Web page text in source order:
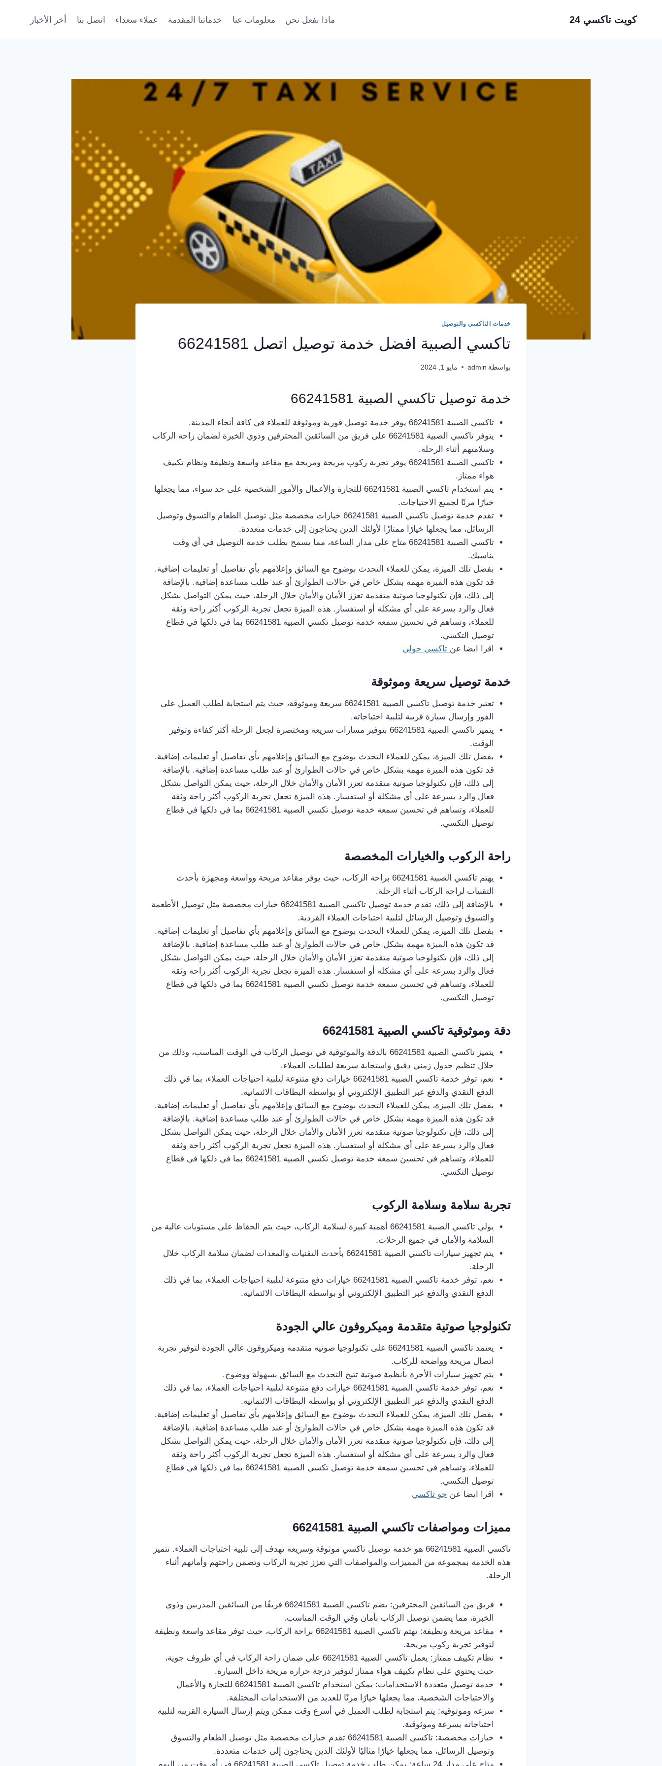
كويت تاكسي 24 ماذا نفعل نحن معلومات عنا خدماتنا المقدمة عملاء سعداء اتصل بنا أخر الأخبار
خدمات التاكسي والتوصيل
تاكسي الصبية افضل خدمة توصيل اتصل 66241581
بواسطة admin مايو 1, 2024
خدمة توصيل تاكسي الصبية 66241581
تاكسي الصبية 66241581 يوفر خدمة توصيل فورية وموثوقة للعملاء في كافة أنحاء المدينة.
يتوفر تاكسي الصبية 66241581 على فريق من السائقين المحترفين وذوي الخبرة لضمان راحة الركاب
وسلامتهم أثناء الرحلة.
تاكسي الصبية 66241581 يوفر تجربة ركوب مريحة ومريحة مع مقاعد واسعة ونظيفة ونظام تكييف
هواء ممتاز.
يتم استخدام تاكسي الصبية 66241581 للتجارة والأعمال والأمور الشخصية على حد سواء، مما يجعلها
خيارًا مرنًا لجميع الاحتياجات.
تقدم خدمة توصيل تاكسي الصبية 66241581 خيارات مخصصة مثل توصيل الطعام والتسوق وتوصيل
الرسائل، مما يجعلها خيارًا ممتازًا لأولئك الذين يحتاجون إلى خدمات متعددة.
تاكسي الصبية 66241581 متاح على مدار الساعة، مما يسمح بطلب خدمة التوصيل في أي وقت
يناسبك.
بفضل تلك الميزة، يمكن للعملاء التحدث بوضوح مع السائق وإعلامهم بأي تفاصيل أو تعليمات إضافية.
قد تكون هذه الميزة مهمة بشكل خاص في حالات الطوارئ أو عند طلب مساعدة إضافية. بالإضافة
إلى ذلك، فإن تكنولوجيا صوتية متقدمة تعزز الأمان والأمان خلال الرحلة، حيث يمكن التواصل بشكل
فعال والرد بسرعة على أي مشكلة أو استفسار. هذه الميزة تجعل تجربة الركوب أكثر راحة وثقة
للعملاء، وتساهم في تحسين سمعة خدمة توصيل تكسي الصبية 66241581 بما في ذلكها في قطاع
توصيل التكسي.
اقرا ايضا عن تاكسي حولي
خدمة توصيل سريعة وموثوقة
تعتبر خدمة توصيل تاكسي الصبية 66241581 سريعة وموثوقة، حيث يتم استجابة لطلب العميل على
الفور وإرسال سيارة قريبة لتلبية احتياجاته.
يتميز تاكسي الصبية 66241581 بتوفير مسارات سريعة ومختصرة لجعل الرحلة أكثر كفاءة وتوفير
الوقت.
بفضل تلك الميزة، يمكن للعملاء التحدث بوضوح مع السائق وإعلامهم بأي تفاصيل أو تعليمات إضافية.
قد تكون هذه الميزة مهمة بشكل خاص في حالات الطوارئ أو عند طلب مساعدة إضافية. بالإضافة
إلى ذلك، فإن تكنولوجيا صوتية متقدمة تعزز الأمان والأمان خلال الرحلة، حيث يمكن التواصل بشكل
فعال والرد بسرعة على أي مشكلة أو استفسار. هذه الميزة تجعل تجربة الركوب أكثر راحة وثقة
للعملاء، وتساهم في تحسين سمعة خدمة توصيل تكسي الصبية 66241581 بما في ذلكها في قطاع
توصيل التكسي.
راحة الركوب والخيارات المخصصة
يهتم تاكسي الصبية 66241581 براحة الركاب، حيث يوفر مقاعد مريحة وواسعة ومجهزة بأحدث
التقنيات لراحة الركاب أثناء الرحلة.
بالإضافة إلى ذلك، تقدم خدمة توصيل تاكسي الصبية 66241581 خيارات مخصصة مثل توصيل الأطعمة
والتسوق وتوصيل الرسائل لتلبية احتياجات العملاء الفردية.
بفضل تلك الميزة، يمكن للعملاء التحدث بوضوح مع السائق وإعلامهم بأي تفاصيل أو تعليمات إضافية.
قد تكون هذه الميزة مهمة بشكل خاص في حالات الطوارئ أو عند طلب مساعدة إضافية. بالإضافة
إلى ذلك، فإن تكنولوجيا صوتية متقدمة تعزز الأمان والأمان خلال الرحلة، حيث يمكن التواصل بشكل
فعال والرد بسرعة على أي مشكلة أو استفسار. هذه الميزة تجعل تجربة الركوب أكثر راحة وثقة
للعملاء، وتساهم في تحسين سمعة خدمة توصيل تكسي الصبية 66241581 بما في ذلكها في قطاع
توصيل التكسي.
دقة وموثوقية تاكسي الصبية 66241581
يتميز تاكسي الصبية 66241581 بالدقة والموثوقية في توصيل الركاب في الوقت المناسب، وذلك من
خلال تنظيم جدول زمني دقيق واستجابة سريعة لطلبات العملاء.
نعم، توفر خدمة تاكسي الصبية 66241581 خيارات دفع متنوعة لتلبية احتياجات العملاء، بما في ذلك
الدفع النقدي والدفع عبر التطبيق الإلكتروني أو بواسطة البطاقات الائتمانية.
بفضل تلك الميزة، يمكن للعملاء التحدث بوضوح مع السائق وإعلامهم بأي تفاصيل أو تعليمات إضافية.
قد تكون هذه الميزة مهمة بشكل خاص في حالات الطوارئ أو عند طلب مساعدة إضافية. بالإضافة
إلى ذلك، فإن تكنولوجيا صوتية متقدمة تعزز الأمان والأمان خلال الرحلة، حيث يمكن التواصل بشكل
فعال والرد بسرعة على أي مشكلة أو استفسار. هذه الميزة تجعل تجربة الركوب أكثر راحة وثقة
للعملاء، وتساهم في تحسين سمعة خدمة توصيل تكسي الصبية 66241581 بما في ذلكها في قطاع
توصيل التكسي.
تجربة سلامة وسلامة الركوب
يولي تاكسي الصبية 66241581 أهمية كبيرة لسلامة الركاب، حيث يتم الحفاظ على مستويات عالية من
السلامة والأمان في جميع الرحلات.
يتم تجهيز سيارات تاكسي الصبية 66241581 بأحدث التقنيات والمعدات لضمان سلامة الركاب خلال
الرحلة.
نعم، توفر خدمة تاكسي الصبية 66241581 خيارات دفع متنوعة لتلبية احتياجات العملاء، بما في ذلك
الدفع النقدي والدفع عبر التطبيق الإلكتروني أو بواسطة البطاقات الائتمانية.
تكنولوجيا صوتية متقدمة وميكروفون عالي الجودة
يعتمد تاكسي الصبية 66241581 على تكنولوجيا صوتية متقدمة وميكروفون عالي الجودة لتوفير تجربة
اتصال مريحة وواضحة للركاب.
يتم تجهيز سيارات الأجرة بأنظمة صوتية تتيح التحدث مع السائق بسهولة ووضوح.
نعم، توفر خدمة تاكسي الصبية 66241581 خيارات دفع متنوعة لتلبية احتياجات العملاء، بما في ذلك
الدفع النقدي والدفع عبر التطبيق الإلكتروني أو بواسطة البطاقات الائتمانية.
بفضل تلك الميزة، يمكن للعملاء التحدث بوضوح مع السائق وإعلامهم بأي تفاصيل أو تعليمات إضافية.
قد تكون هذه الميزة مهمة بشكل خاص في حالات الطوارئ أو عند طلب مساعدة إضافية. بالإضافة
إلى ذلك، فإن تكنولوجيا صوتية متقدمة تعزز الأمان والأمان خلال الرحلة، حيث يمكن التواصل بشكل
فعال والرد بسرعة على أي مشكلة أو استفسار. هذه الميزة تجعل تجربة الركوب أكثر راحة وثقة
للعملاء، وتساهم في تحسين سمعة خدمة توصيل تكسي الصبية 66241581 بما في ذلكها في قطاع
توصيل التكسي.
اقرا ايضا عن جو تاكسي
مميزات ومواصفات تاكسي الصبية 66241581
تاكسي الصبية 66241581 هو خدمة توصيل تاكسي موثوقة وسريعة تهدف إلى تلبية احتياجات العملاء. تتميز
هذه الخدمة بمجموعة من المميزات والمواصفات التي تعزز تجربة الركاب وتضمن راحتهم وأمانهم أثناء
الرحلة.
فريق من السائقين المحترفين: يضم تاكسي الصبية 66241581 فريقًا من السائقين المدربين وذوي
الخبرة، مما يضمن توصيل الركاب بأمان وفي الوقت المناسب.
مقاعد مريحة ونظيفة: تهتم تاكسي الصبية 66241581 براحة الركاب، حيث توفر مقاعد واسعة ونظيفة
لتوفير تجربة ركوب مريحة.
نظام تكييف ممتاز: يعمل تاكسي الصبية 66241581 على ضمان راحة الركاب في أي ظروف جوية،
حيث يحتوي على نظام تكييف هواء ممتاز لتوفير درجة حرارة مريحة داخل السيارة.
خدمة توصيل متعددة الاستخدامات: يمكن استخدام تاكسي الصبية 66241581 للتجارة والأعمال
والاحتياجات الشخصية، مما يجعلها خيارًا مرنًا للعديد من الاستخدامات المختلفة.
سرعة وموثوقية: يتم استجابة لطلب العميل في أسرع وقت ممكن ويتم إرسال السيارة القريبة لتلبية
احتياجاته بسرعة وموثوقية.
خيارات مخصصة: تاكسي الصبية 66241581 تقدم خيارات مخصصة مثل توصيل الطعام والتسوق
وتوصيل الرسائل، مما يجعلها خيارًا مثاليًا لأولئك الذين يحتاجون إلى خدمات متعددة.